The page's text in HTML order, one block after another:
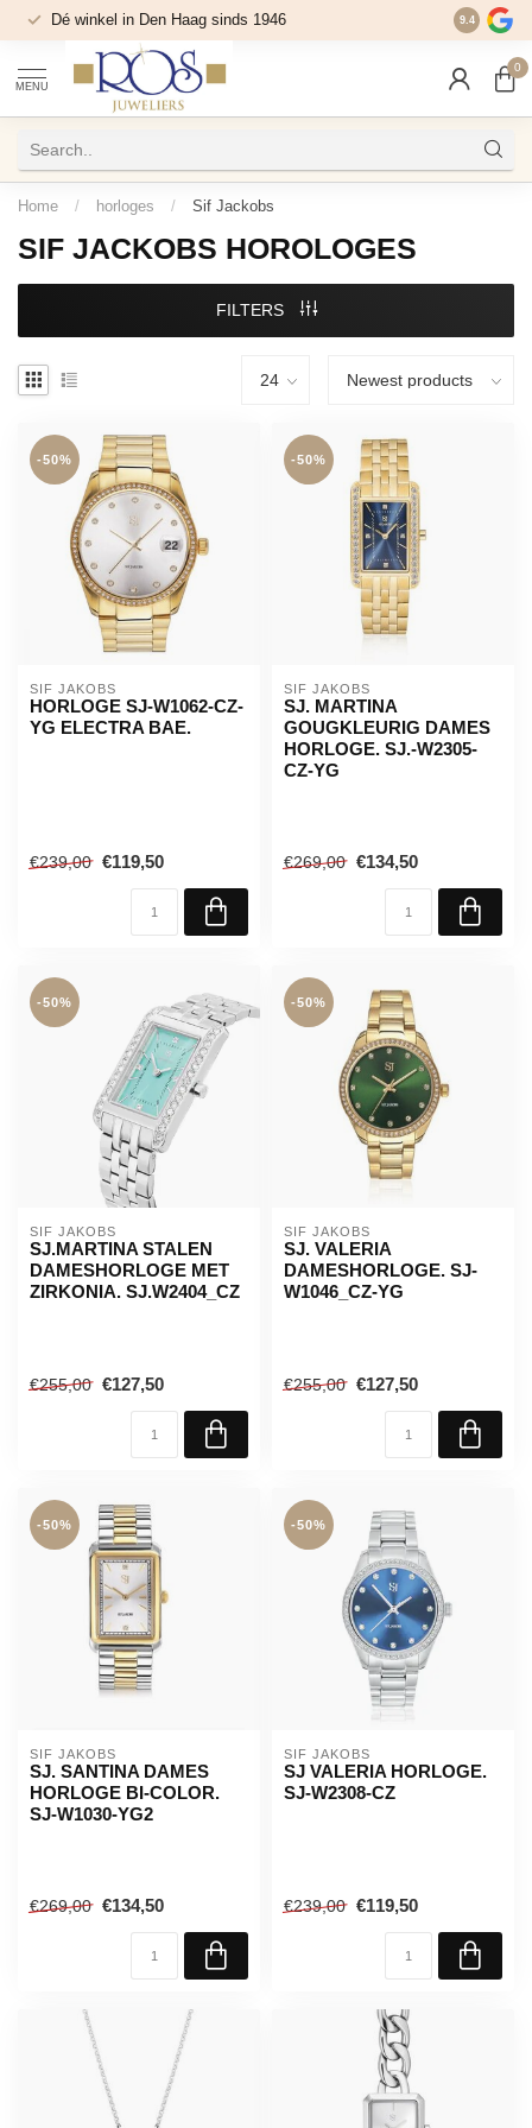
Dé winkel in Den Haag sinds 1946 9.4
MENU
0
Home / horloges / Sif Jackobs
SIF JACKOBS HOROLOGES
FILTERS
-50%
SIF JAKOBS
HORLOGE SJ-W1062-CZ-
YG ELECTRA BAE.
€239,00 €119,50
-50%
SIF JAKOBS
SJ. MARTINA
GOUGKLEURIG DAMES
HORLOGE. SJ.-W2305-
CZ-YG
€269,00 €134,50
-50%
SIF JAKOBS
SJ.MARTINA STALEN
DAMESHORLOGE MET
ZIRKONIA. SJ.W2404_CZ
€255,00 €127,50
-50%
SIF JAKOBS
SJ. VALERIA
DAMESHORLOGE. SJ-
W1046_CZ-YG
€255,00 €127,50
-50%
SIF JAKOBS
SJ. SANTINA DAMES
HORLOGE BI-COLOR.
SJ-W1030-YG2
€269,00 €134,50
-50%
SIF JAKOBS
SJ VALERIA HORLOGE.
SJ-W2308-CZ
€239,00 €119,50